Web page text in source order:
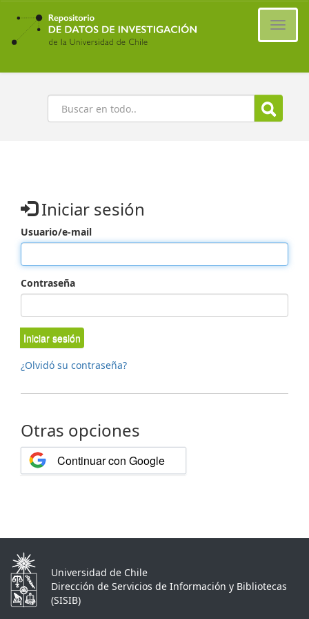
Ir
contenido
principal
Buscar
Iniciar sesión
Usuario/e-mail
Contraseña
Iniciar sesión
¿Olvidó su contraseña?
Otras opciones
Continuar con Google
Universidad de Chile
Dirección de Servicios de Información y Bibliotecas
(SISIB)